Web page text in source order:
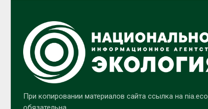
При копировании материалов сайта ссылка на nia.eco